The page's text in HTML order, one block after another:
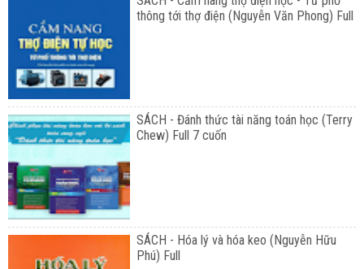
thông tới thợ điện (Nguyễn Văn Phong) Full
SÁCH - Đánh thức tài năng toán học (Terry
Chew) Full 7 cuốn
SÁCH - Hóa lý và hóa keo (Nguyễn Hữu
Phú) Full